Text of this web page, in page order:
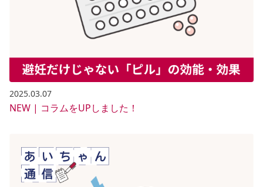
2025.03.07
NEW | コラムをUPしました！